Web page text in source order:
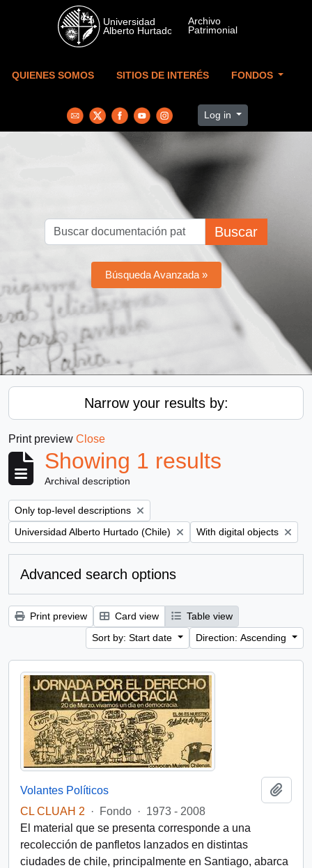
Skip to main content
QUIENES SOMOS SITIOS DE INTERÉS FONDOS
Log in
Buscar
Búsqueda Avanzada »
Narrow your results by:
Print preview Close
Showing 1 results
Archival description
Remove filter:
Only top-level descriptions
Remove filter:
Universidad Alberto Hurtado (Chile) Remove filter:
With digital objects
Advanced search options
Print preview Card view
Table view
Sort by: Start date
Direction: Ascending
Volantes Políticos
CL CLUAH 2
· Fondo · 1973 - 2008
El material que se presenta corresponde a una
recolección de panfletos lanzados en distintas
ciudades de chile, principalmente en Santiago, abarca